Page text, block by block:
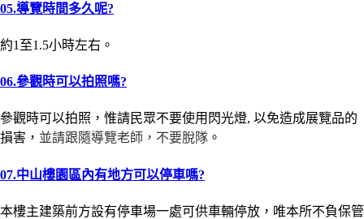
05.導覽時間多久呢?
約1至1.5小時左右。
06.參觀時可以拍照嗎?
參觀時可以拍照，惟請民眾不要使用閃光燈, 以免造成展覽品的
損害， 並請跟隨導覽老師，不要脫隊 。
07.中山樓園區內有地方可以停車嗎?
本樓主建築前方設有停車場一處可供車輛停放，唯本所不負保管